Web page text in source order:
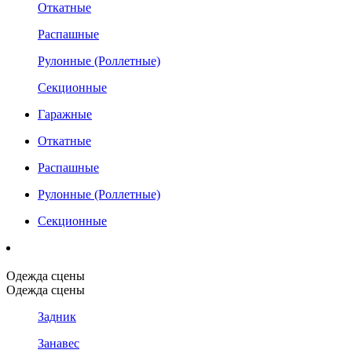
Откатные
Распашные
Рулонные (Роллетные)
Секционные
Гаражные
Откатные
Распашные
Рулонные (Роллетные)
Секционные
Одежда сцены
Одежда сцены
Задник
Занавес